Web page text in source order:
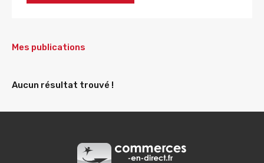
Mes publications
Aucun résultat trouvé !